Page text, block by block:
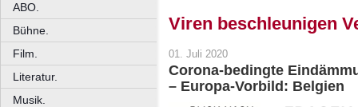
ABO.
Bühne.
Film.
Literatur.
Musik.
Viren beschleunigen
01. Juli 2020
Corona-bedingte
– Europa-Vorbild: Belgien